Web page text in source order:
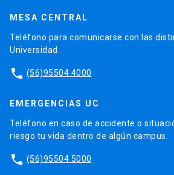
MESA CENTRAL
Teléfono para comunicarse con las
Universidad.
phone (56)95504 4000
EMERGENCIAS UC
Teléfono en caso de accidente o
riesgo tu vida dentro de algún campus.
phone (56)95504 5000